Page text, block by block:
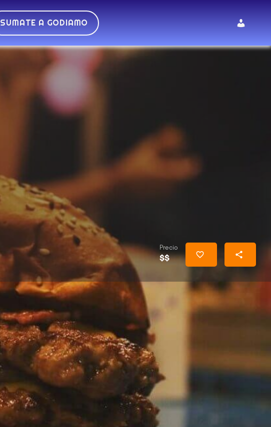
SUMATE A GODIAMO
Precio
$$
Reservar Reclamar autoría
6:00 PM - 2:00 AM